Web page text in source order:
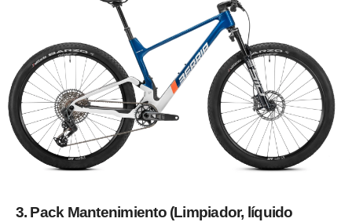
3. Pack Mantenimiento (Limpiador, líquido